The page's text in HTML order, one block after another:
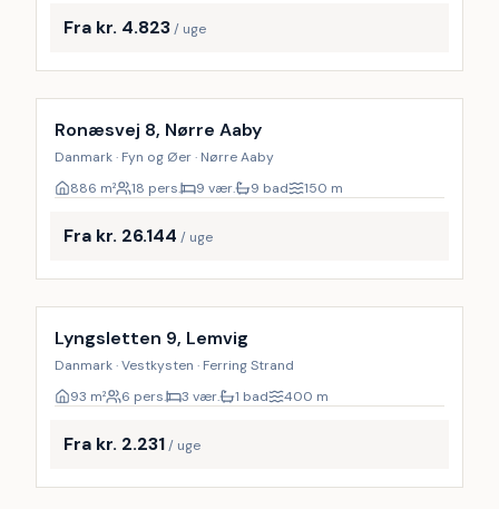
Fra kr. 4.823/ uge
Inkl. rengøring
Ronæsvej 8, Nørre Aaby
Danmark · Fyn og Øer · Nørre Aaby
886 m² 18 pers. 9 vær. 9 bad 150 m
Fra kr. 26.144 / uge
Lyngsletten 9, Lemvig
Danmark · Vestkysten · Ferring Strand
93 m² 6 pers. 3 vær. 1 bad 400 m
Fra kr. 2.231/ uge
Inkl. rengøring